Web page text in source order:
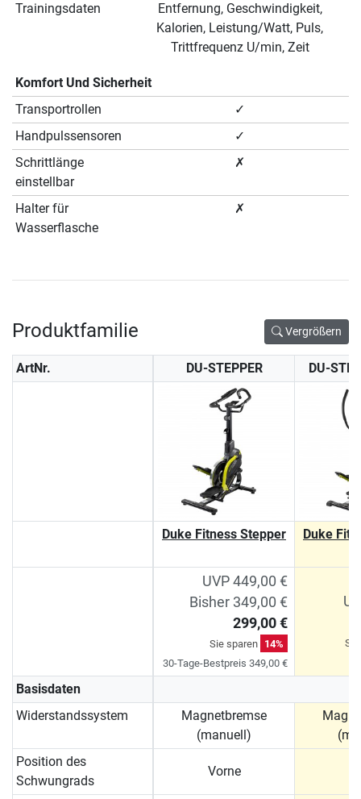
Trainingsdaten
Entfernung, Geschwindigkeit,
Kalorien, Leistung/Watt, Puls,
Trittfrequenz U/min, Zeit
Komfort Und Sicherheit
Transportrollen
✓
Handpulssensoren
✓
Schrittlänge
einstellbar
✗
Halter für
Wasserflasche
✗
Produktfamilie Vergrößern
ArtNr. DU-STEPPER DU-
Duke Fitness Stepper
Duke
UVP 449,00 €
Bisher 349,00 €
299,00 €
Sie sparen 14%
30-Tage-Bestpreis 349,00 €
Basisdaten
Widerstandssystem
Magnetbremse
(manuell)
Position des
Schwungrads
Vorne